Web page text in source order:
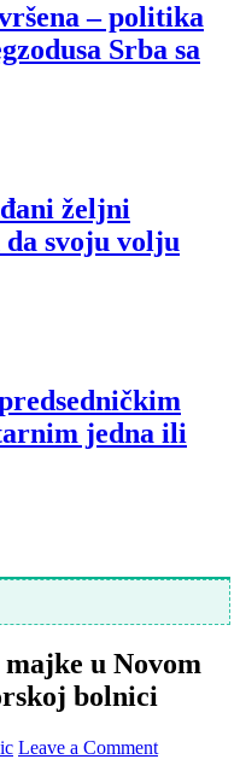
– politika
Srba sa
željni
svoju volju
jedna ili
u Novom
bolnici
Leave a Comment